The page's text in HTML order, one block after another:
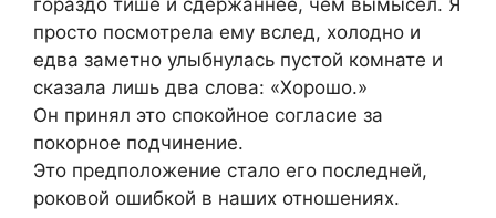
просто посмотрела ему вслед, холодно и
едва заметно улыбнулась пустой комнате и
сказала лишь два слова: «Хорошо.»
Он принял это спокойное согласие за
покорное подчинение.
Это предположение стало его последней,
роковой ошибкой в наших отношениях.